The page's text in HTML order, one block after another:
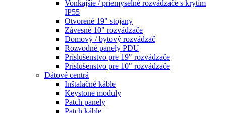
Vonkajšie / priemyselné rozvádzače s krytím
IP55
Otvorené 19" stojany
Závesné 10" rozvádzače
Domový / bytový rozvádzač
Rozvodné panely PDU
Príslušenstvo pre 19" rozvádzače
Príslušenstvo pre 10" rozvádzače
Dátové centrá
Inštalačné káble
Keystone moduly
Patch panely